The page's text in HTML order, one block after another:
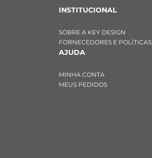
INSTITUCIONAL
SOBRE A KEY DESIGN
FORNECEDORES E POLÍTICAS
AJUDA
MINHA CONTA
MEUS PEDIDOS